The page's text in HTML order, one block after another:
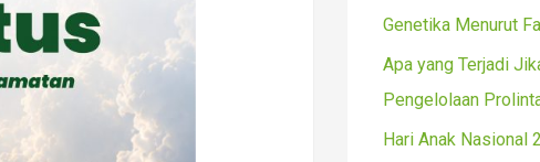
:
Genetika Menurut
Apa yang Terjadi
Pengelolaan
Hari Anak Nasional